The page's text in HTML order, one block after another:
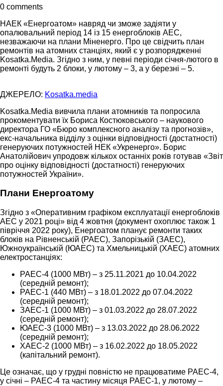
0 comments
НАЕК «Енергоатом» навряд чи зможе задіяти у
опалювальний період 14 із 15 енергоблоків АЕС,
незважаючи на плани Міненерго. Про це свідчить план
ремонтів на атомних станціях, який є у розпорядженні
Kosatka.Media. Згідно з ним, у певні періоди січня-лютого в
ремонті будуть 2 блоки, у лютому – 3, а у березні – 5.
ДЖЕРЕЛО: Kosatka.media
Kosatka.Media вивчила плани атомників та попросила
прокоментувати їх Бориса Костюковського – наукового
директора ГО «Бюро комплексного аналізу та прогнозів»,
екс-начальника відділу з оцінки відповідності (достатності)
генеруючих потужностей НЕК «Укренерго». Борис
Анатолійович упродовж кількох останніх років готував «Звіт
про оцінку відповідності (достатності) генеруючих
потужностей України».
Плани Енергоатому
Згідно з «Оперативним графіком експлуатації енергоблоків
АЕС у 2021 році» від 4 жовтня (документ охоплює також 1
півріччя 2022 року), Енергоатом планує ремонти таких
блоків на Рівненській (РАЕС), Запорізькій (ЗАЕС),
Южноукраїнській (ЮАЕС) та Хмельницькій (ХАЕС) атомних
електростанціях:
РАЕС-4 (1000 МВт) – з 25.11.2021 до 10.04.2022
(середній ремонт);
РАЕС-1 (440 МВт) – з 18.01.2022 до 07.04.2022
(середній ремонт);
ЗАЕС-1 (1000 МВт) – з 01.03.2022 до 28.07.2022
(середній ремонт);
ЮАЕС-3 (1000 МВт) – з 13.03.2022 до 28.06.2022
(середній ремонт);
ХАЕС-2 (1000 МВт) – з 16.02.2022 до 18.05.2022
(капітальний ремонт).
Це означає, що у грудні повністю не працюватиме РАЕС-4,
у січні – РАЕС-4 та частину місяця РАЕС-1, у лютому –